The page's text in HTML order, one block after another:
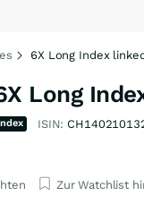
6X Long Index
Long
ISIN:
Zur Watchlist